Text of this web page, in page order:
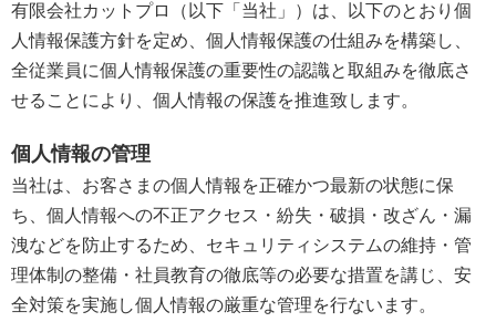
有限会社カットプロ（以下「当社」）は、以下のとおり個
人情報保護方針を定め、個人情報保護の仕組みを構築し、
全従業員に個人情報保護の重要性の認識と取組みを徹底さ
せることにより、個人情報の保護を推進致します。
個人情報の管理
当社は、お客さまの個人情報を正確かつ最新の状態に保
ち、個人情報への不正アクセス・紛失・破損・改ざん・漏
洩などを防止するため、セキュリティシステムの維持・管
理体制の整備・社員教育の徹底等の必要な措置を講じ、安
全対策を実施し個人情報の厳重な管理を行ないます。